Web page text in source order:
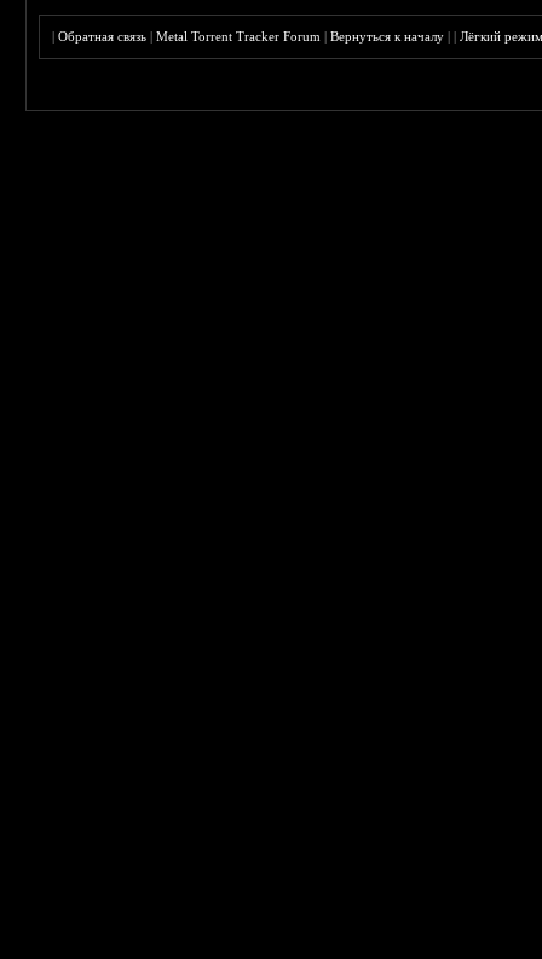
|Обратная связь |Metal Torrent Tracker Forum |Вернуться к началу ||Лёгкий